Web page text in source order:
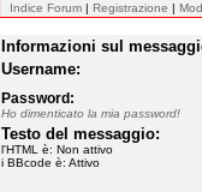
Indice Forum | Registrazione |
Informazioni sul
Username:
Password:
Ho dimenticato la mia password!
Testo del messaggio:
l'HTML è: Non attivo
i BBcode è: Attivo